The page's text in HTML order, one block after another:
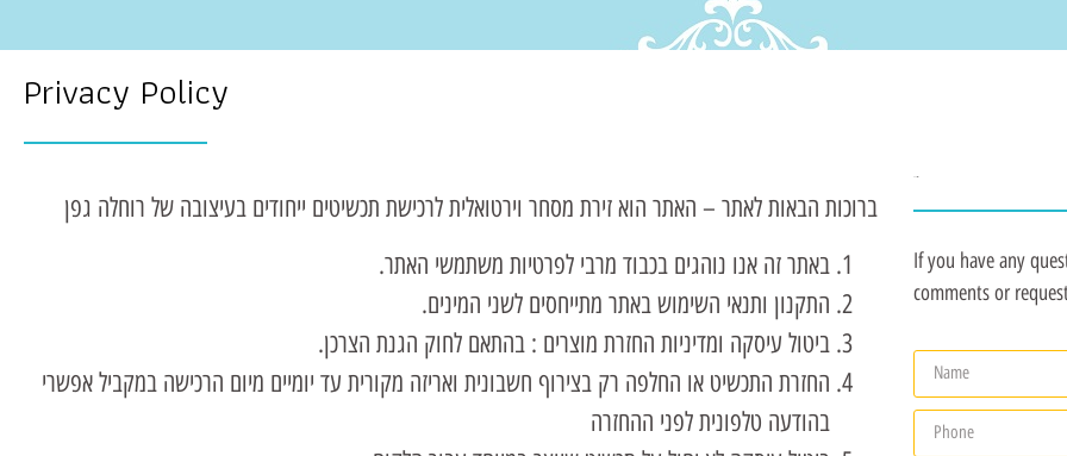
Privacy Policy
ברוכות הבאות לאתר – האתר הוא זירת מסחר וירטואלית לרכישת תכשיטים ייחודים בעיצובה של רוחלה גפן
באתר זה אנו נוהגים בכבוד מרבי לפרטיות משתמשי האתר.
התקנון ותנאי השימוש באתר מתייחסים לשני המינים.
ביטול עיסקה ומדיניות החזרת מוצרים : בהתאם לחוק הגנת הצרכן.
החזרת התכשיט או החלפה רק בצירוף חשבונית ואריזה מקורית עד יומיים מיום הרכישה במקביל אפשרי
בהודעה טלפונית לפני ההחזרה
If you have any
comments or